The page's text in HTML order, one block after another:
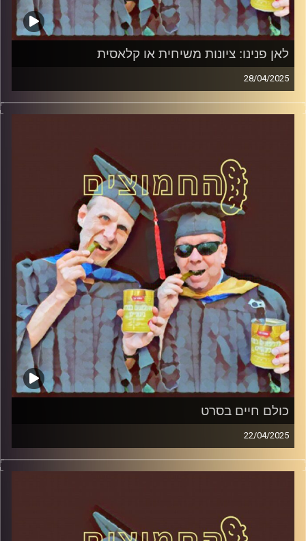
לאן פנינו: ציונות משיחית או קלאסית
28/04/2025
המערכת הפוליטית על ספת הפסיכולוג, עם פרופסור בועז בן-
דוד ופרופסור גלעד הירשברגר
קרדיט תמונות:AudioVersity
כולם חיים בסרט
22/04/2025
המערכת הפוליטית על ספת הפסיכולוג, עם פרופסור בועז בן-
דוד ופרופסור גלעד הירשברגר